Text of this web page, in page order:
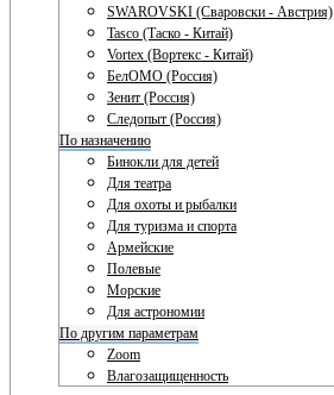
SWAROVSKI (Сваровски - Австрия)
Tasco (Таско - Китай)
Vortex (Вортекс - Китай)
БелОМО (Россия)
Зенит (Россия)
Следопыт (Россия)
По назначению
Бинокли для детей
Для театра
Для охоты и рыбалки
Для туризма и спорта
Армейские
Полевые
Морские
Для астрономии
По другим параметрам
Zoom
Влагозащищенность